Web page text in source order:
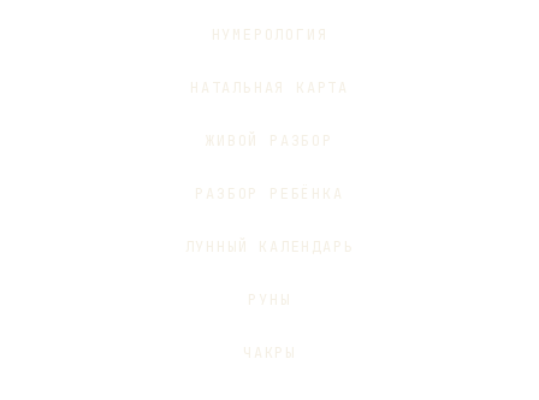
НУМЕРОЛОГИЯ
НАТАЛЬНАЯ КАРТА
ЖИВОЙ РАЗБОР
РАЗБОР РЕБЁНКА
ЛУННЫЙ КАЛЕНДАРЬ
РУНЫ
ЧАКРЫ